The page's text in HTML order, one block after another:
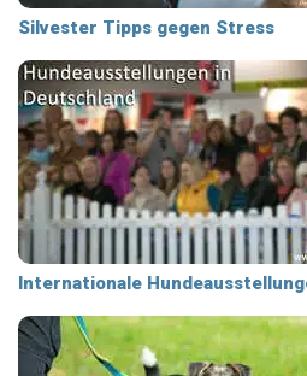
Silvester Tipps gegen Stress
Internationale